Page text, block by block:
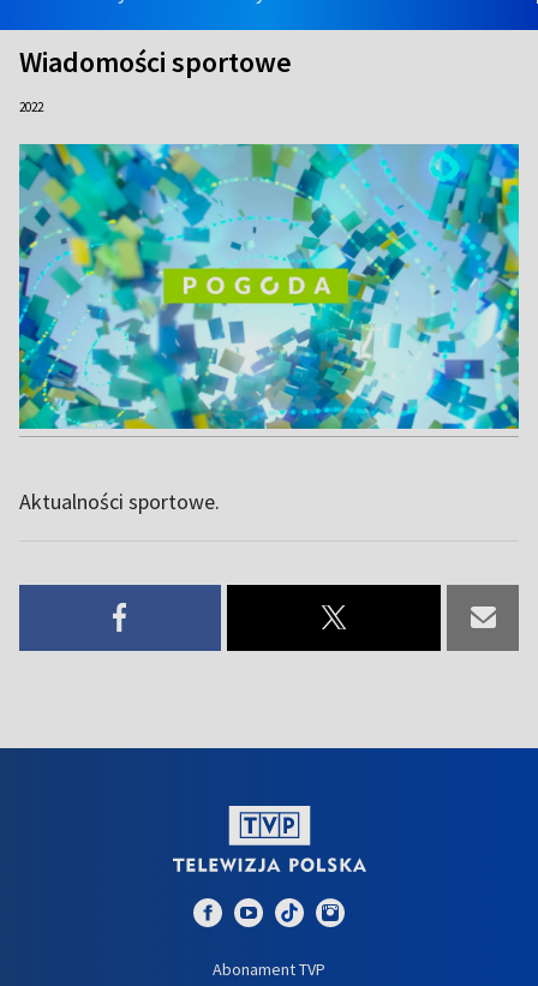
Wiadomości sportowe
2022
Aktualności sportowe.
Abonament TVP